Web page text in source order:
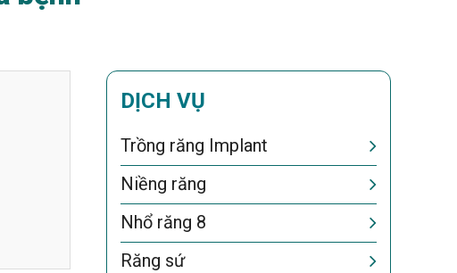
DỊCH VỤ
Trồng răng Implant
Niềng răng
Nhổ răng 8
Răng sứ